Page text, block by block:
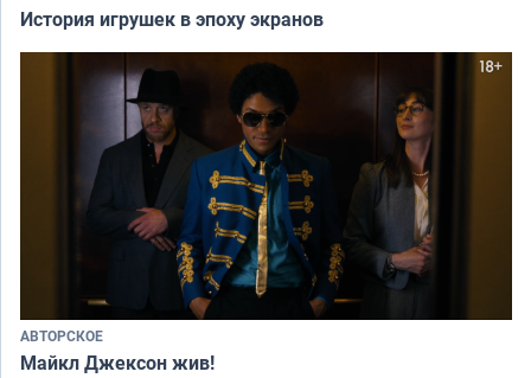
История игрушек в эпоху экранов
АВТОРСКОЕ
Майкл Джексон жив!